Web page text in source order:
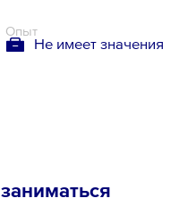
Опыт
Не имеет значения